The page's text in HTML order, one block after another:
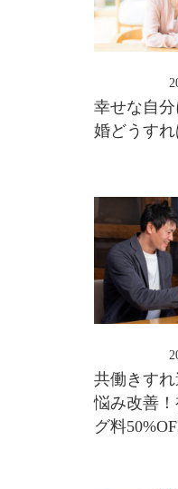
幸せな自
婚どうす
共働きす
悩み改善
グ料